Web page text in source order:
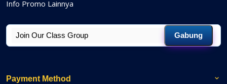
Info Promo Lainnya
Gabung
Payment Method